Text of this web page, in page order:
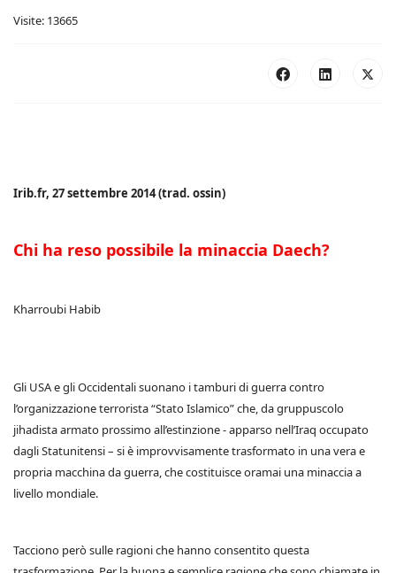
Visite: 13665
Irib.fr, 27 settembre 2014 (trad. ossin)
Chi ha reso possibile la minaccia Daech?
Kharroubi Habib
Gli USA e gli Occidentali suonano i tamburi di guerra contro
l’organizzazione terrorista “Stato Islamico” che, da gruppuscolo
jihadista armato prossimo all’estinzione - apparso nell’Iraq occupato
dagli Statunitensi – si è improvvisamente trasformato in una vera e
propria macchina da guerra, che costituisce oramai una minaccia a
livello mondiale.
Tacciono però sulle ragioni che hanno consentito questa